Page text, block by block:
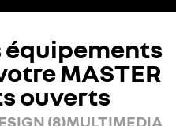
équipements
MASTER
ouverts
(8)MULTIMEDIA